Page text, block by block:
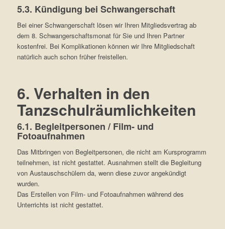
5.3. Kündigung bei Schwangerschaft
Bei einer Schwangerschaft lösen wir Ihren Mitgliedsvertrag ab
dem 8. Schwangerschaftsmonat für Sie und Ihren Partner
kostenfrei. Bei Komplikationen können wir Ihre Mitgliedschaft
natürlich auch schon früher freistellen.
6. Verhalten in den
Tanzschulräumlichkeiten
6.1. Begleitpersonen / Film- und
Fotoaufnahmen
Das Mitbringen von Begleitpersonen, die nicht am Kursprogramm
teilnehmen, ist nicht gestattet. Ausnahmen stellt die Begleitung
von Austauschschülern da, wenn diese zuvor angekündigt
wurden.
Das Erstellen von Film- und Fotoaufnahmen während des
Unterrichts ist nicht gestattet.